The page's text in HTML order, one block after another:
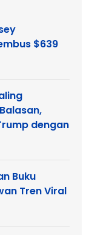
$639
dengan
Buku
Tren Viral